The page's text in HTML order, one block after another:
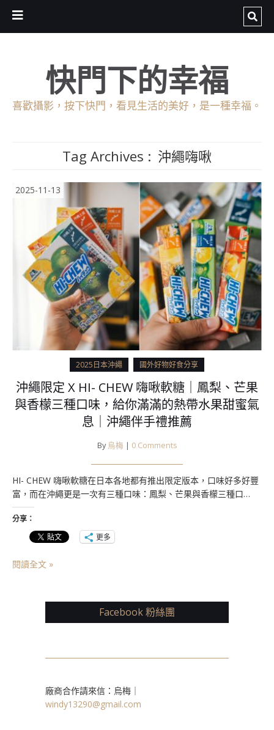
快門下的幸福
喜歡攝影，按下快門，看見生活的美好，是一種幸福。
Tag Archives : 沖繩嗨啾
2025-11-13
2025日本沖繩 國外好物好食分享
沖繩限定 X HI- CHEW 嗨啾軟糖｜鳳梨、芒果
與香檬三種口味，給你滿滿的熱帶水果甜蜜氣
息｜沖繩伴手禮推薦
By 烏梅 | 0 Comments
HI- CHEW 嗨啾軟糖在日本各地都有推出限定版本，口味好多好豐
富，而在沖繩更是一次有三種口味：鳳梨、芒果與香檬三種口…
分享：
更多
閱讀全文 »
Facebook 粉絲團
廠商合作請來信：烏梅｜
windy13290@gmail.com